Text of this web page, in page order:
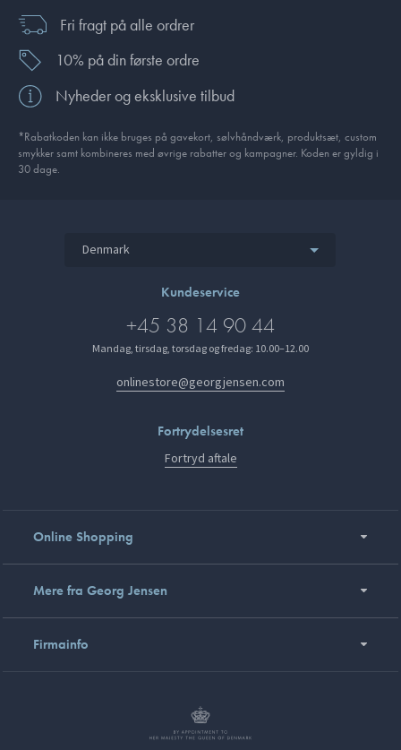
Fri fragt på alle ordrer
10% på din første ordre
Nyheder og eksklusive tilbud
*Rabatkoden kan ikke bruges på gavekort, sølvhåndværk, produktsæt, custom
smykker samt kombineres med øvrige rabatter og kampagner. Koden er gyldig i
30 dage.
Denmark
Kundeservice
+45 38 14 90 44
Mandag, tirsdag, torsdag og fredag: 10.00–12.00
onlinestore@georgjensen.com
Fortrydelsesret
Fortryd aftale
Online Shopping
Mere fra Georg Jensen
Firmainfo